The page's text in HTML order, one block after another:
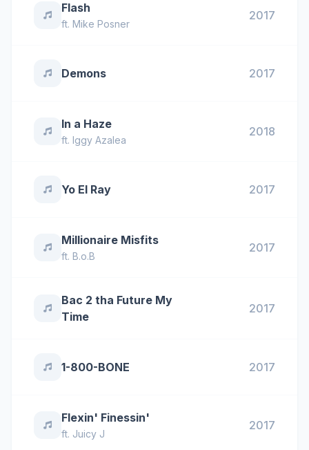
Flash
ft. Mike Posner
2017
Demons 2017
In a Haze
ft. Iggy Azalea
2018
Yo El Ray 2017
Millionaire Misfits
ft. B.o.B
2017
Bac 2 tha Future My
Time
2017
1-800-BONE 2017
Flexin' Finessin'
ft. Juicy J
2017